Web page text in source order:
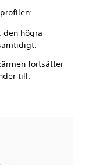
den högra
fortsätter
till.